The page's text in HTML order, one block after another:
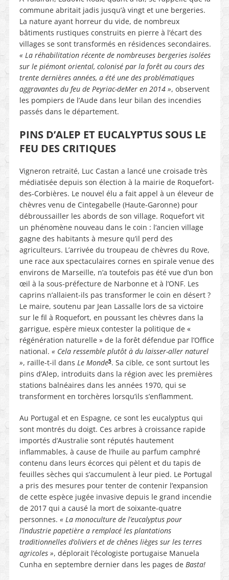
commune abritait jadis jusqu’à vingt et une bergeries.
La nature ayant horreur du vide, de nombreux
bâtiments rustiques construits en pierre à l’écart des
villages se sont transformés en résidences secondaires.
« La réhabilitation récente de nombreuses bergeries isolées
sur le piémont oriental, colonisé par la forêt au cours des
trente dernières années, a été une des problématiques
aggravantes du feu de Peyriac-deMer en 2014 », observent
les pompiers de l’Aude dans leur bilan des incendies
passés dans le département.
PINS D’ALEP ET EUCALYPTUS SOUS LE
FEU DES CRITIQUES
Vigneron retraité, Luc Castan a lancé une croisade très
médiatisée depuis son élection à la mairie de Roquefort-
des-Corbières. Le nouvel élu a fait appel à un éleveur de
chèvres venu de Cintegabelle (Haute-Garonne) pour
débroussailler les abords de son village. Roquefort vit
un phénomène nouveau dans le coin : l’ancien village
gagne des habitants à mesure qu’il perd des
agriculteurs. L’arrivée du troupeau de chèvres du Rove,
une race aux spectaculaires cornes en spirale venue des
environs de Marseille, n’a toutefois pas été vue d’un bon
œil à la sous-préfecture de Narbonne et à l’ONF. Les
caprins n’allaient-ils pas transformer le coin en désert ?
Le maire, soutenu par Jean Lassalle lors de sa victoire
sur le fil à Roquefort, en poussant les chèvres dans la
garrigue, espère mieux contester la politique de «
régénération naturelle » de la forêt défendue par l’Office
national. « Cela ressemble plutôt à du laisser-aller naturel
», raille-t-il dans Le Monde5. Sa cible, ce sont surtout les
pins d’Alep, introduits dans la région avec les premières
stations balnéaires dans les années 1970, qui se
transforment en torchères lorsqu’ils s’enflamment.
Au Portugal et en Espagne, ce sont les eucalyptus qui
sont montrés du doigt. Ces arbres à croissance rapide
importés d’Australie sont réputés hautement
inflammables, à cause de l’huile au parfum camphré
contenu dans leurs écorces qui pèlent et du tapis de
feuilles sèches qui s’accumulent à leur pied. Le Portugal
a pris des mesures pour tenter de contenir l’expansion
de cette espèce jugée invasive depuis le grand incendie
de 2017 qui a causé la mort de soixante-quatre
personnes. « La monoculture de l’eucalyptus pour
l’industrie papetière a remplacé les plantations
traditionnelles d’oliviers et de chênes lièges sur les terres
agricoles », déplorait l’écologiste portugaise Manuela
Cunha en septembre dernier dans les pages de Basta!